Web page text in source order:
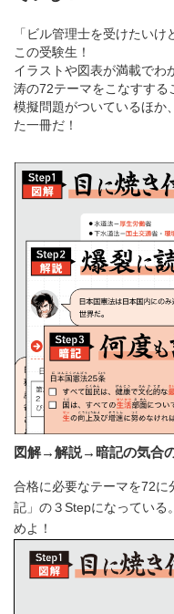
「ビル管理士を受けたい
この受験生！
イラストや図表が満載でわ
涛の72テーマをこなすする
模擬問題がついているほか
た一冊だ！
図解→解説→暗記の気合
合格に必要なテーマを72
記」の３Stepになっている
めよ！